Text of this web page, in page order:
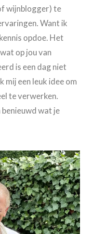
wijnblogger) te
Want ik
opdoe. Het
op jou van
is een dag niet
mij een leuk idee om
te verwerken.
benieuwd wat je